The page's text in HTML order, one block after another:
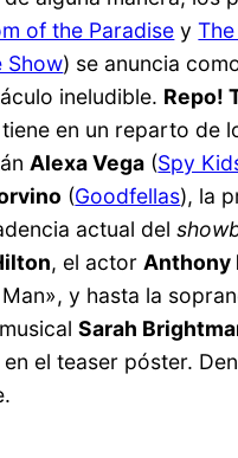
of the Paradise y
Show) se anuncia
ineludible. Repo!
tiene en un reparto de
Alexa Vega (Spy
(Goodfellas), la
actual del
, el actor Anthony
y hasta la
Sarah
el teaser póster.